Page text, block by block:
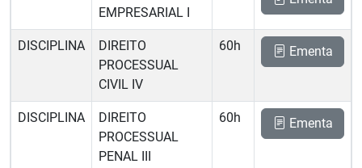
EMPRESARIAL I
DISCIPLINA
DIREITO
PROCESSUAL
CIVIL IV
60h Ementa
DISCIPLINA
DIREITO
PROCESSUAL
PENAL III
60h Ementa